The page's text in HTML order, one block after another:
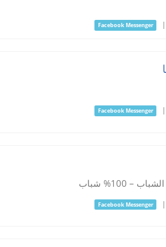
Facebook Messenger
Facebook Messenger
100% شباب
Facebook Messenger